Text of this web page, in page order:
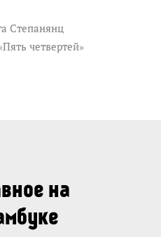
Степанянц
четвертей»
на